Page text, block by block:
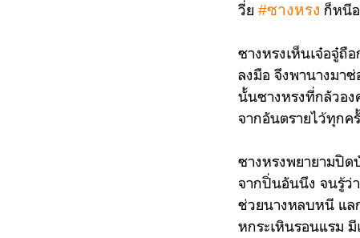
วี่ย #ซางหรง ก็หนี
ซางหรงเห็นเจ๋อจู๋ถื
ลงมือ จึงพานางมา
นั้นซางหรงที่กลัวอง
จากอันตรายไว้ทุกค
ซางหรงพยายามปิด
จากปิ่นอันนึง จนรู้ว่
ช่วยนางหลบหนี แล
หกระเหินรอนแรม